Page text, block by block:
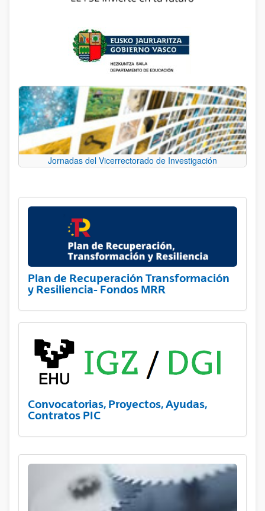
Jornadas del Vicerrectorado de Investigación
Plan de Recuperación Transformación
y Resiliencia- Fondos MRR
Convocatorias, Proyectos, Ayudas,
Contratos PIC